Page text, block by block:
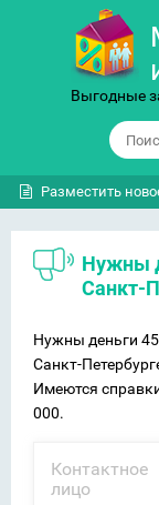
Выгодные
Разместить
Нужны деньги в долг без залога в
Санкт-
Нужны деньги
Санкт-
Имеются
000.
Контактное
лицо